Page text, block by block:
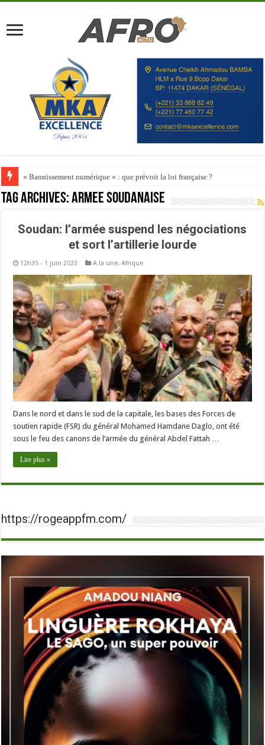
« Bannissement numérique » : que prévoit la loi française ?
Tag Archives:Armée soudanaise
Soudan: l’armée suspend les négociations
et sort l’artillerie lourde
12h35 - 1 juin 2023 A la une,Afrique
Dans le nord et dans le sud de la capitale, les bases des Forces de
soutien rapide (FSR) du général Mohamed Hamdane Daglo, ont été
sous le feu des canons de l’armée du général Abdel Fattah …
Lire plus »
https://rogeappfm.com/